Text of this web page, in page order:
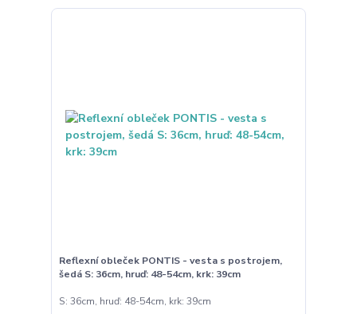
Reflexní obleček PONTIS - vesta s postrojem,
šedá S: 36cm, hruď: 48-54cm, krk: 39cm
S: 36cm, hruď: 48-54cm, krk: 39cm